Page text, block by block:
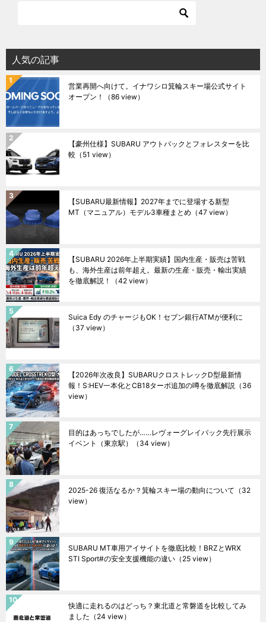
人気の記事
営業再開へ向けて。イナワシロ箕輪スキー場公式サイト
オープン！
（86 view）
【豪州仕様】SUBARU アウトバックとフォレスターを比
較 （51 view）
【SUBARU最新情報】2027年までに登場する新型
MT（マニュアル）モデル3車種まとめ （47 view）
【SUBARU 2026年上半期実績】国内生産・販売は苦戦
も、海外生産は前年超え。最新の生産・販売・輸出実績
を徹底解説！
（42 view）
Suica Edy のチャージもOK！セブン銀行ATMが便利に
（37 view）
【2026年次改良】SUBARUクロストレックD型最新情
報！S:HEV一本化とCB18ターボ追加の噂を徹底解説 （36
view）
目的はあっちでしたが……レヴォーグレイバック先行展示
イベント（東京駅）
（34 view）
2025-26 復活なるか？箕輪スキー場の動向について （32
view）
SUBARU MT車用アイサイトを徹底比較！BRZとWRX
STI Sport#の安全支援機能の違い （25 view）
快適に走れるのはどっち？東北道と常磐道を比較してみ
ました （24 view）